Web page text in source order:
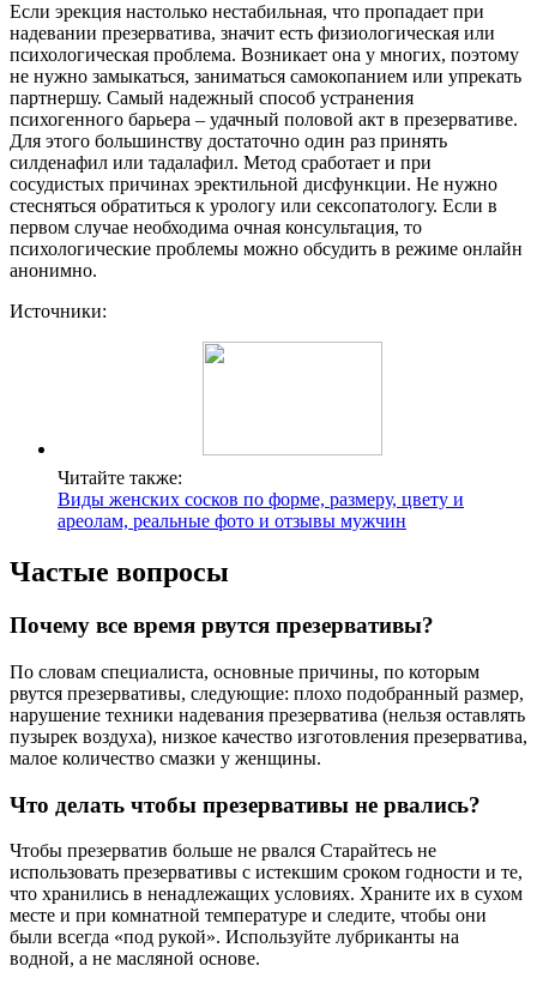
Если эрекция настолько нестабильная, что пропадает при
надевании презерватива, значит есть физиологическая или
психологическая проблема. Возникает она у многих, поэтому
не нужно замыкаться, заниматься самокопанием или упрекать
партнершу. Самый надежный способ устранения
психогенного барьера – удачный половой акт в презервативе.
Для этого большинству достаточно один раз принять
силденафил или тадалафил. Метод сработает и при
сосудистых причинах эректильной дисфункции. Не нужно
стесняться обратиться к урологу или сексопатологу. Если в
первом случае необходима очная консультация, то
психологические проблемы можно обсудить в режиме онлайн
анонимно.
Источники:
Читайте также:
Виды женских сосков по форме, размеру, цвету и
ареолам, реальные фото и отзывы мужчин
Частые вопросы
Почему все время рвутся презервативы?
По словам специалиста, основные причины, по которым
рвутся презервативы, следующие: плохо подобранный размер,
нарушение техники надевания презерватива (нельзя оставлять
пузырек воздуха), низкое качество изготовления презерватива,
малое количество смазки у женщины.
Что делать чтобы презервативы не рвались?
Чтобы презерватив больше не рвался Старайтесь не
использовать презервативы с истекшим сроком годности и те,
что хранились в ненадлежащих условиях. Храните их в сухом
месте и при комнатной температуре и следите, чтобы они
были всегда «под рукой». Используйте лубриканты на
водной, а не масляной основе.